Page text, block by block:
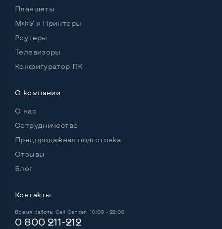
Удобство пользования:
Материал корпуса
Подсветка клавиатуры
Русские и украинские буквы на клавиатуре
Операционная система
Разъемы подключения:
Выход Display port
Выход mini Display port
Планшеты
МФУ и Принтеры
Роутеры
Телевизоры
Конфигуратор ПК
О компании
О нас
Сотрудничество
Предпродажная подготовка
Отзывы
Блог
Контакты
Время работы Call Center: 10:00 - 22:00
0 800 211-212